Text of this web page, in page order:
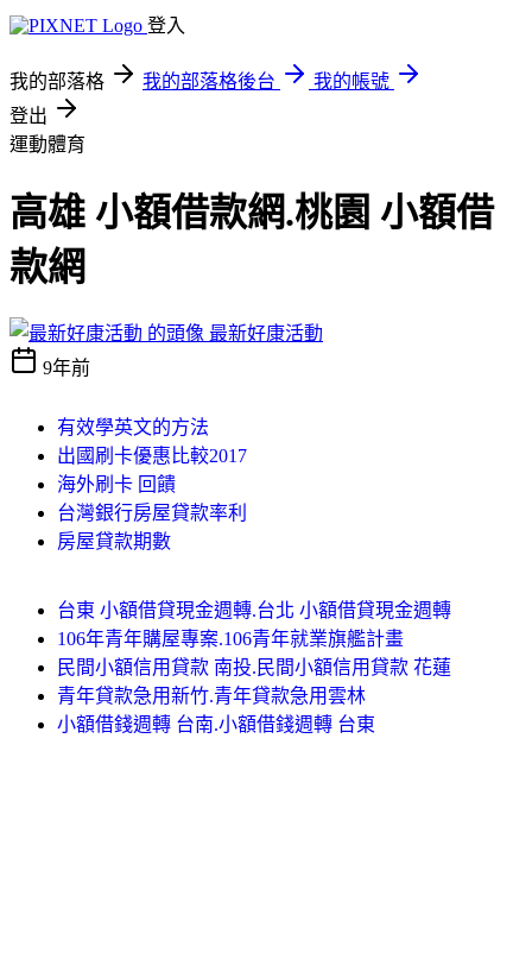
登入
我的部落格 我的部落格後台
我的帳號
登出
運動體育
高雄 小額借款網.桃園 小額借
款網
最新好康活動
9年前
有效學英文的方法
出國刷卡優惠比較2017
海外刷卡 回饋
台灣銀行房屋貸款率利
房屋貸款期數
台東 小額借貸現金週轉.台北 小額借貸現金週轉
106年青年購屋專案.106青年就業旗艦計畫
民間小額信用貸款 南投.民間小額信用貸款 花蓮
青年貸款急用新竹.青年貸款急用雲林
小額借錢週轉 台南.小額借錢週轉 台東